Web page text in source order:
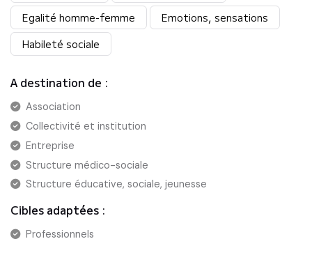
Egalité homme-femme
Emotions, sensations
Habileté sociale
A destination de :
Association
Collectivité et institution
Entreprise
Structure médico-sociale
Structure éducative, sociale, jeunesse
Cibles adaptées :
Professionnels